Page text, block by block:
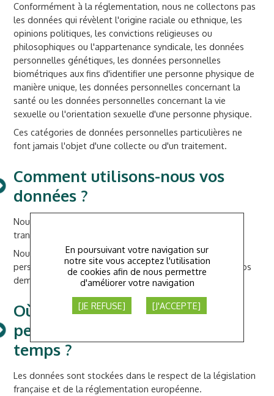
Conformément à la réglementation, nous ne collectons pas
les données qui révèlent l'origine raciale ou ethnique, les
opinions politiques, les convictions religieuses ou
philosophiques ou l'appartenance syndicale, les données
personnelles génétiques, les données personnelles
biométriques aux fins d'identifier une personne physique de
manière unique, les données personnelles concernant la
santé ou les données personnelles concernant la vie
sexuelle ou l'orientation sexuelle d'une personne physique.
Ces catégories de données personnelles particulières ne
font jamais l'objet d'une collecte ou d'un traitement.
Comment utilisons-nous vos
données ?
Nous traitons vos informations personnelles de manière
transparente et de façon sécurisée.
Nous collectons et conservons vos informations
personnelles pour pouvoir communiquer avec vous sur vos
demandes et vous tenir informés sur nos offres.
Où sont stockées vos données
personnelles et combien de
temps ?
Les données sont stockées dans le respect de la législation
française et de la réglementation européenne.
En poursuivant votre navigation sur
notre site vous acceptez l'utilisation
de cookies afin de nous permettre
d'améliorer votre navigation
[JE REFUSE] [J'ACCEPTE]